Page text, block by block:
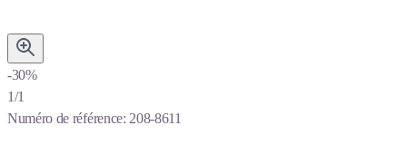
-30%
1/1
Numéro de référence: 208-8611